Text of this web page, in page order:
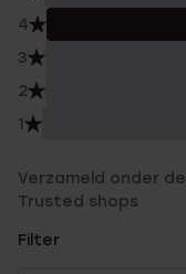
4
3
2
1
Verzameld onder de
Trusted shops
Filter